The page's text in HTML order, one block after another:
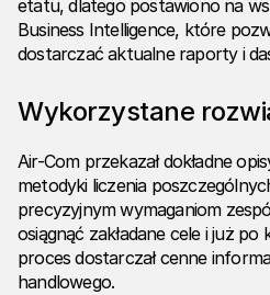
etatu, dlatego postawiono na
Business Intelligence, które
dostarczać aktualne raporty i
Wykorzystane
Air-Com przekazał dokładne
metodyki liczenia
precyzyjnym wymaganiom
osiągnąć zakładane cele i już po
proces dostarczał cenne
handlowego.